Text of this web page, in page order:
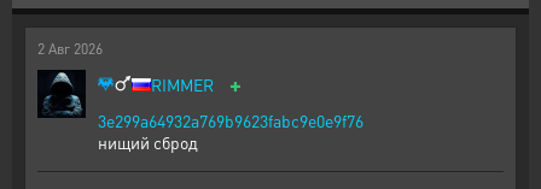
2 Авг 2026
RIMMER +
3e299a64932a769b9623fabc9e0e9f76
нищий сброд